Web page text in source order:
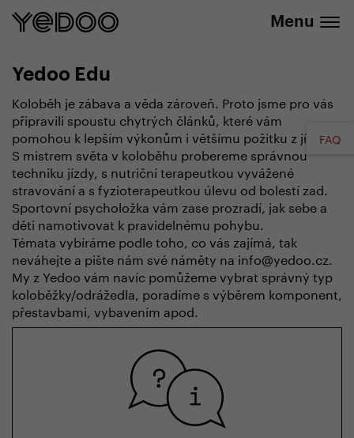
Menu
FAQ
Yedoo Edu
Koloběh je zábava a věda zároveň. Proto jsme pro vás
připravili spoustu chytrých článků, které vám
pomohou k lepším výkonům i většímu požitku z jízdy.
S mistrem světa v koloběhu probereme správnou
techniku jízdy, s nutriční terapeutkou vyvážené
stravování a s fyzioterapeutkou úlevu od bolestí zad.
Sportovní psycholožka vám zase prozradí, jak sebe a
děti namotivovat k pravidelnému pohybu.
Témata vybíráme podle toho, co vás zajímá, tak
neváhejte a pište nám své náměty na info@yedoo.cz.
My z Yedoo vám navíc pomůžeme vybrat správný typ
koloběžky/odrážedla, poradíme s výběrem komponent,
přestavbami, vybavením apod.